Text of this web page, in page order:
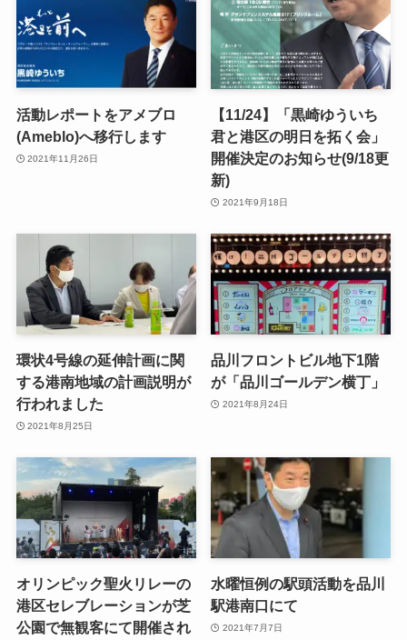
活動レポートをアメブロ
(Ameblo)へ移行します
2021年11月26日
【11/24】「黒崎ゆういち
君と港区の明日を拓く会」
開催決定のお知らせ(9/18更
新)
2021年9月18日
環状4号線の延伸計画に関
する港南地域の計画説明が
行われました
2021年8月25日
品川フロントビル地下1階
が「品川ゴールデン横丁」
2021年8月24日
オリンピック聖火リレーの
港区セレブレーションが芝
公園で無観客にて開催され
水曜恒例の駅頭活動を品川
駅港南口にて
2021年7月7日